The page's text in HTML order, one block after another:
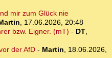
mir zum Glück nie
, 17.06.2026, 20:48
bzw. Eigner. (mT) - DT,
der AfD- Martin, 18.06.2026,